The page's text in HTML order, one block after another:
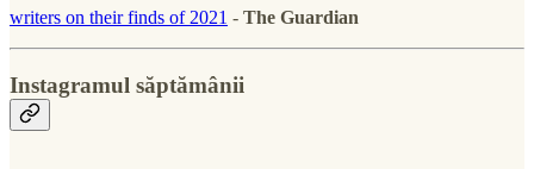
writers on their finds of 2021 - The Guardian
Instagramul săptămânii